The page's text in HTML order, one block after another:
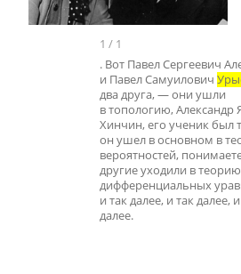
1 / 1
. Вот Павел Сергеевич
и Павел Самуилович
два друга, — они ушли
в топологию, Александр
Хинчин, его ученик был
он ушел в основном в
вероятностей,
другие уходили в теорию
дифференциальных
и так далее, и так далее,
далее.